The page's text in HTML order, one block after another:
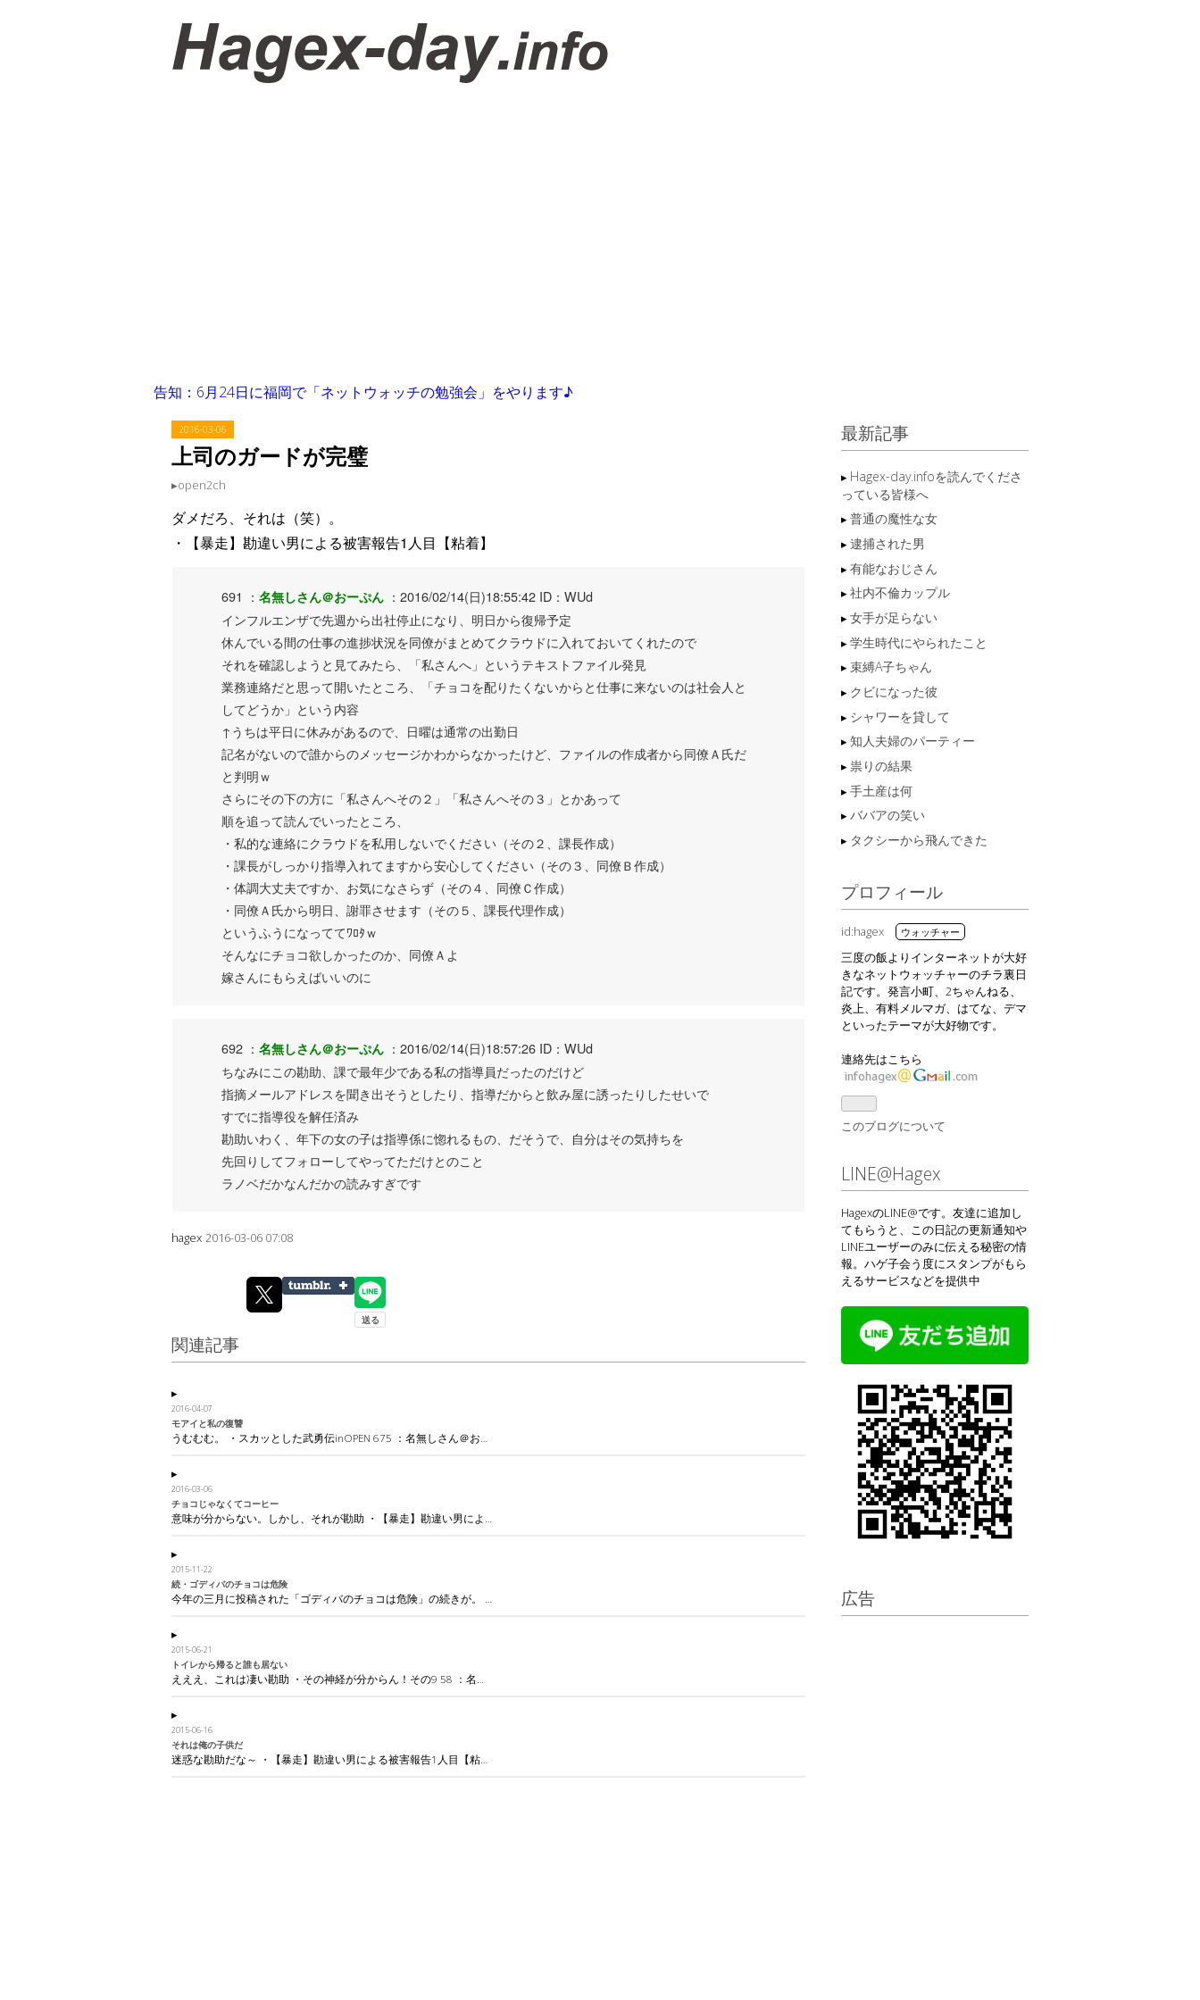
告知：6月24日に福岡で「ネットウォッチの勉強会」をやります♪
2016-03-06
上司のガードが完璧
open2ch
ダメだろ、それは（笑）。
・【暴走】勘違い男による被害報告1人目【粘着】
691 ： 名無しさん＠おーぷん ：2016/02/14(日)18:55:42 ID：WUd
インフルエンザで先週から出社停止になり、明日から復帰予定
休んでいる間の仕事の進捗状況を同僚がまとめてクラウドに入れておいてくれたので
それを確認しようと見てみたら、「私さんへ」というテキストファイル発見
業務連絡だと思って開いたところ、「チョコを配りたくないからと仕事に来ないのは社会人と
してどうか」という内容
↑うちは平日に休みがあるので、日曜は通常の出勤日
記名がないので誰からのメッセージかわからなかったけど、ファイルの作成者から同僚Ａ氏だ
と判明ｗ
さらにその下の方に「私さんへその２」「私さんへその３」とかあって
順を追って読んでいったところ、
・私的な連絡にクラウドを私用しないでください（その２、課長作成）
・課長がしっかり指導入れてますから安心してください（その３、同僚Ｂ作成）
・体調大丈夫ですか、お気になさらず（その４、同僚Ｃ作成）
・同僚Ａ氏から明日、謝罪させます（その５、課長代理作成）
というふうになっててﾜﾛﾀｗ
そんなにチョコ欲しかったのか、同僚Ａよ
嫁さんにもらえばいいのに
692 ： 名無しさん＠おーぷん ：2016/02/14(日)18:57:26 ID：WUd
ちなみにこの勘助、課で最年少である私の指導員だったのだけど
指摘メールアドレスを聞き出そうとしたり、指導だからと飲み屋に誘ったりしたせいで
すでに指導役を解任済み
勘助いわく、年下の女の子は指導係に惚れるもの、だそうで、自分はその気持ちを
先回りしてフォローしてやってただけとのこと
ラノベだかなんだかの読みすぎです
hagex 2016-03-06 07:08
関連記事
2016-04-07
モアイと私の復讐
うむむむ。 ・スカッとした武勇伝inOPEN 675 ：名無しさん＠お…
2016-03-06
チョコじゃなくてコーヒー
意味が分からない。しかし、それが勘助 ・【暴走】勘違い男によ…
2015-11-22
続・ゴディバのチョコは危険
今年の三月に投稿された「ゴディバのチョコは危険」の続きが。 …
2015-06-21
トイレから帰ると誰も居ない
えええ、これは凄い勘助 ・その神経が分からん！その9 58 ：名…
2015-06-16
それは俺の子供だ
迷惑な勘助だな～ ・【暴走】勘違い男による被害報告1人目【粘…
最新記事
Hagex-day.infoを読んでくださ
っている皆様へ
普通の魔性な女
逮捕された男
有能なおじさん
社内不倫カップル
女手が足らない
学生時代にやられたこと
束縛A子ちゃん
クビになった彼
シャワーを貸して
知人夫婦のパーティー
祟りの結果
手土産は何
ババアの笑い
タクシーから飛んできた
プロフィール
id:hagex
三度の飯よりインターネットが大好
きなネットウォッチャーのチラ裏日
記です。発言小町、2ちゃんねる、
炎上、有料メルマガ、はてな、デマ
といったテーマが大好物です。
連絡先はこちら
このブログについて
LINE@Hagex
HagexのLINE@です。友達に追加し
てもらうと、この日記の更新通知や
LINEユーザーのみに伝える秘密の情
報。ハゲ子会う度にスタンプがもら
えるサービスなどを提供中
広告